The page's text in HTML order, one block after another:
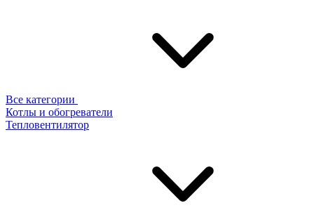
Все категории
Котлы и обогреватели
Тепловентилятор